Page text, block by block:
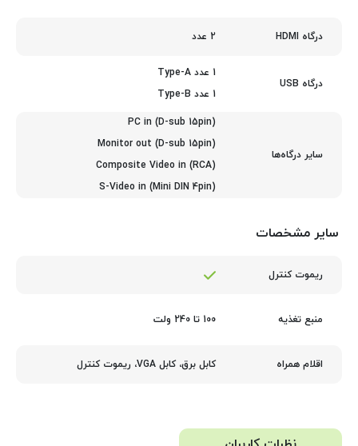
درگاه HDMI 2 عدد
درگاه USB
1 عدد Type-A
1 عدد Type-B
سایر درگاه‌ها
PC in (D-sub 15pin)
Monitor out (D-sub 15pin)
Composite Video in (RCA)
S-Video in (Mini DIN 4pin)
سایر مشخصات
ریموت کنترل
منبع تغذیه 100 تا 240 ولت
اقلام همراه کابل برق، کابل VGA، ریموت کنترل